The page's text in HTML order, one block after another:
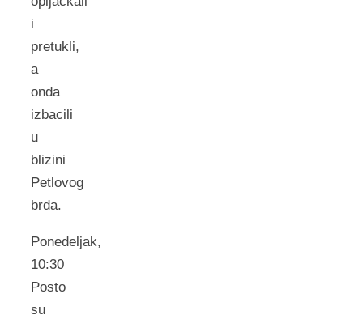
i
pretukli,
a
onda
izbacili
u
blizini
Petlovog
brda.
Ponedeljak,
10:30
Posto
su